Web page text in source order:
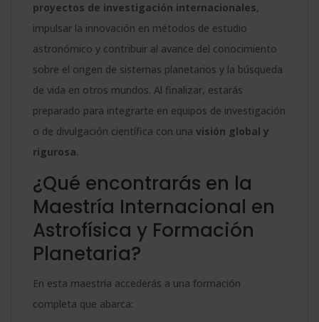
proyectos de investigación internacionales,
impulsar la innovación en métodos de estudio
astronómico y contribuir al avance del conocimiento
sobre el origen de sistemas planetarios y la búsqueda
de vida en otros mundos. Al finalizar, estarás
preparado para integrarte en equipos de investigación
o de divulgación científica con una visión global y
rigurosa.
¿Qué encontrarás en la
Maestría Internacional en
Astrofísica y Formación
Planetaria?
En esta maestría accederás a una formación
completa que abarca: